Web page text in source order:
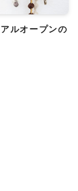
ルオープンの